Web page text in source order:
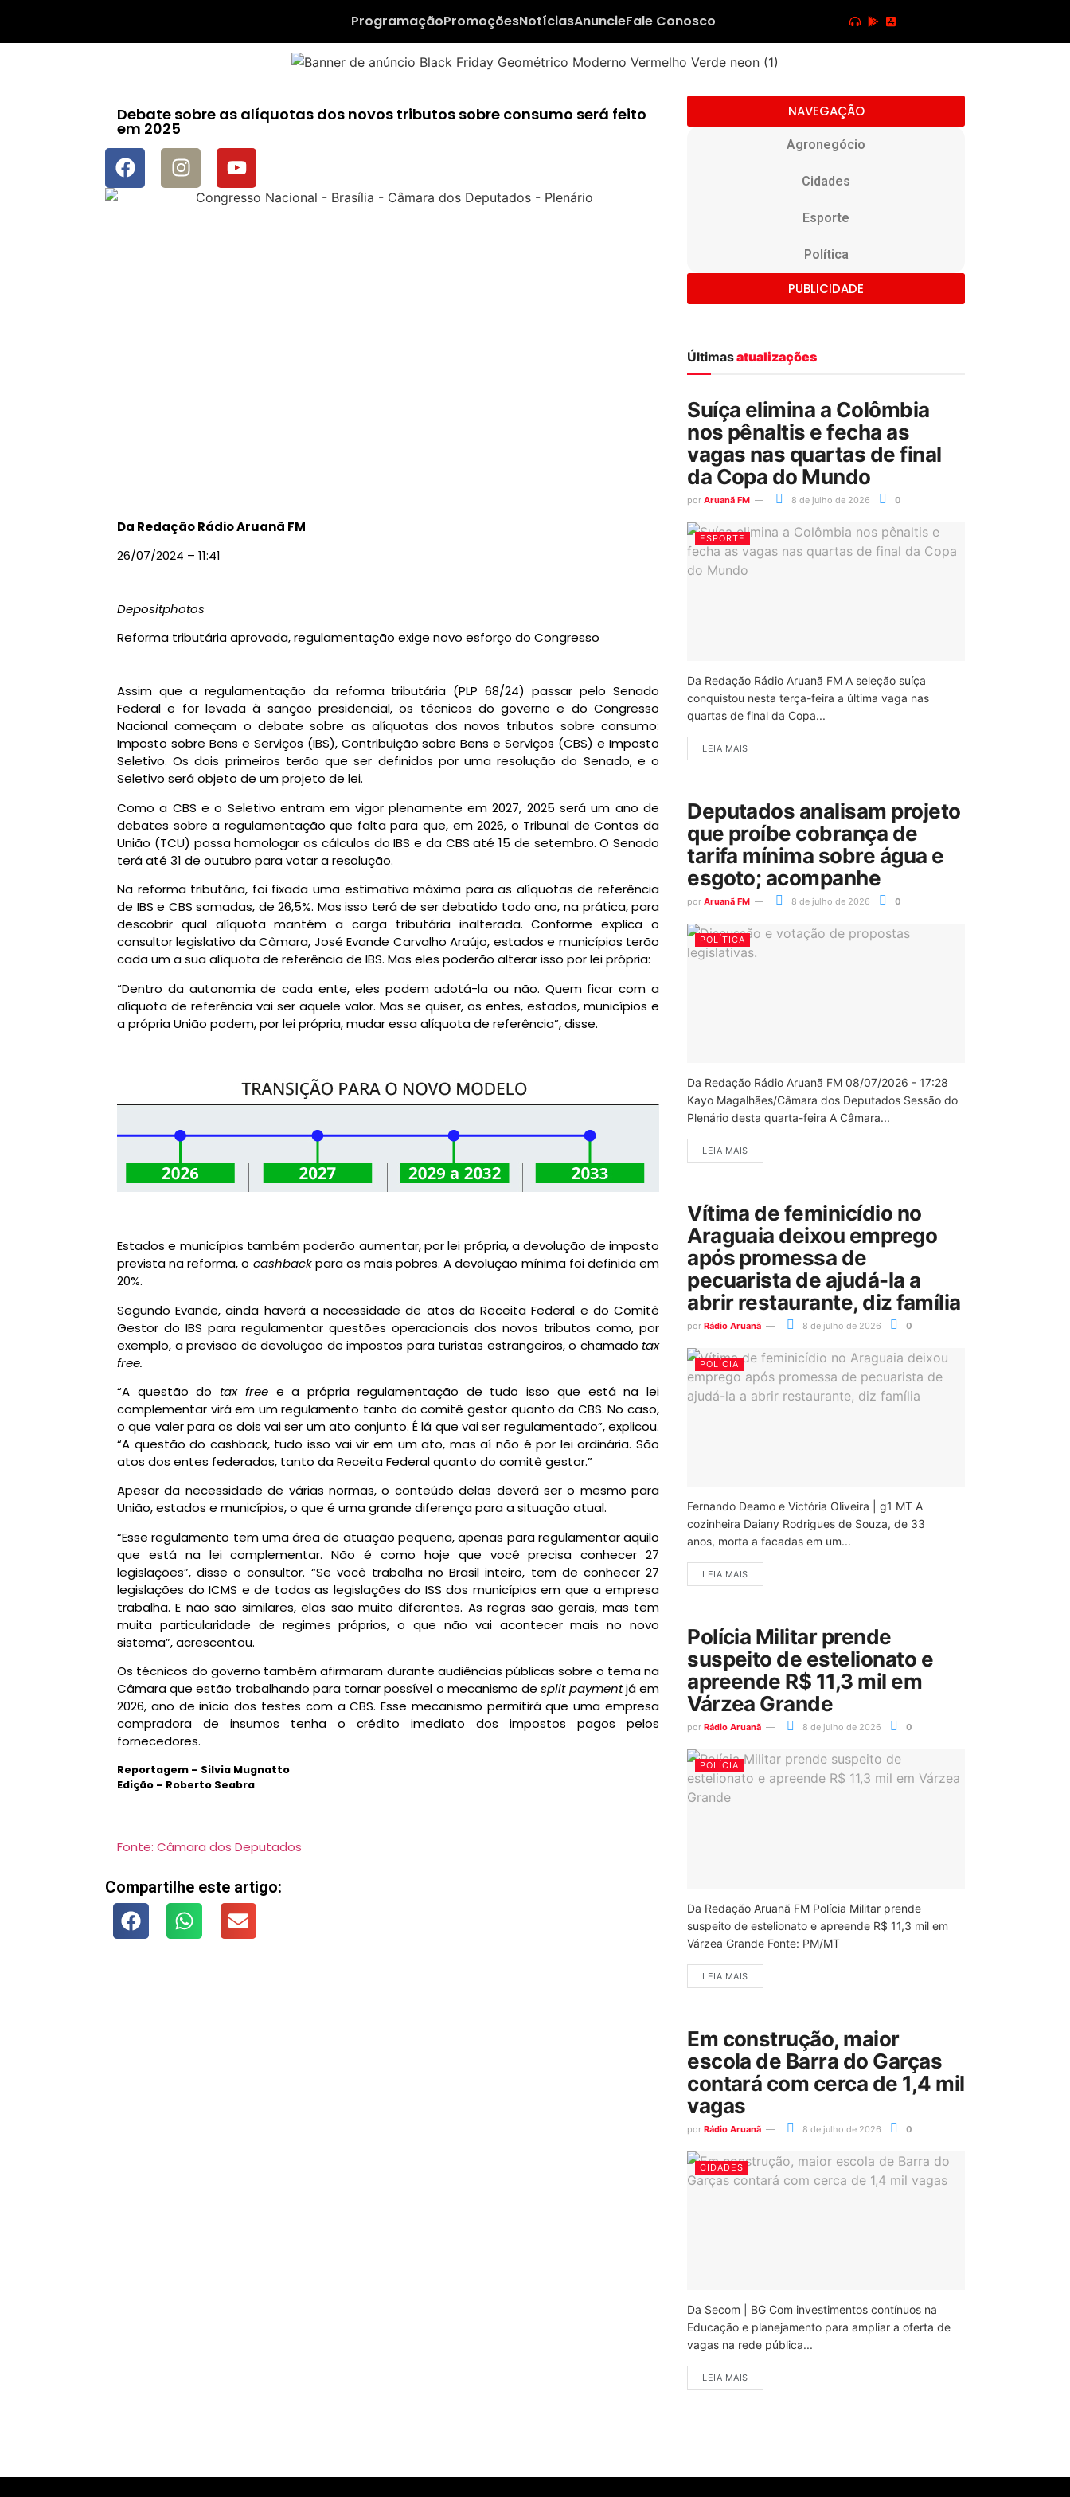
ProgramaçãoPromoçõesNotíciasAnuncieFale Conosco
Debate sobre as alíquotas dos novos tributos sobre consumo será feito
em 2025
Da Redação Rádio Aruanã FM
26/07/2024 – 11:41
Depositphotos
Reforma tributária aprovada, regulamentação exige novo esforço do Congresso
Assim que a regulamentação da reforma tributária (PLP 68/24) passar pelo Senado
Federal e for levada à sanção presidencial, os técnicos do governo e do Congresso
Nacional começam o debate sobre as alíquotas dos novos tributos sobre consumo:
Imposto sobre Bens e Serviços (IBS), Contribuição sobre Bens e Serviços (CBS) e Imposto
Seletivo. Os dois primeiros terão que ser definidos por uma resolução do Senado, e o
Seletivo será objeto de um projeto de lei.
Como a CBS e o Seletivo entram em vigor plenamente em 2027, 2025 será um ano de
debates sobre a regulamentação que falta para que, em 2026, o Tribunal de Contas da
União (TCU) possa homologar os cálculos do IBS e da CBS até 15 de setembro. O Senado
terá até 31 de outubro para votar a resolução.
Na reforma tributária, foi fixada uma estimativa máxima para as alíquotas de referência
de IBS e CBS somadas, de 26,5%. Mas isso terá de ser debatido todo ano, na prática, para
descobrir qual alíquota mantém a carga tributária inalterada. Conforme explica o
consultor legislativo da Câmara, José Evande Carvalho Araújo, estados e municípios terão
cada um a sua alíquota de referência de IBS. Mas eles poderão alterar isso por lei própria:
“Dentro da autonomia de cada ente, eles podem adotá-la ou não. Quem ficar com a
alíquota de referência vai ser aquele valor. Mas se quiser, os entes, estados, municípios e
a própria União podem, por lei própria, mudar essa alíquota de referência”, disse.
Estados e municípios também poderão aumentar, por lei própria, a devolução de imposto
prevista na reforma, o cashbackpara os mais pobres. A devolução mínima foi definida em
20%.
Segundo Evande, ainda haverá a necessidade de atos da Receita Federal e do Comitê
Gestor do IBS para regulamentar questões operacionais dos novos tributos como, por
exemplo, a previsão de devolução de impostos para turistas estrangeiros, o chamado tax
free.
“A questão do tax freee a própria regulamentação de tudo isso que está na lei
complementar virá em um regulamento tanto do comitê gestor quanto da CBS. No caso,
o que valer para os dois vai ser um ato conjunto. É lá que vai ser regulamentado”, explicou.
“A questão do cashback, tudo isso vai vir em um ato, mas aí não é por lei ordinária. São
atos dos entes federados, tanto da Receita Federal quanto do comitê gestor.”
Apesar da necessidade de várias normas, o conteúdo delas deverá ser o mesmo para
União, estados e municípios, o que é uma grande diferença para a situação atual.
“Esse regulamento tem uma área de atuação pequena, apenas para regulamentar aquilo
que está na lei complementar. Não é como hoje que você precisa conhecer 27
legislações”, disse o consultor. “Se você trabalha no Brasil inteiro, tem de conhecer 27
legislações doICMS e de todas as legislações do ISS dos municípios em que a empresa
trabalha. E não são similares, elas são muito diferentes. As regras são gerais, mas tem
muita particularidade de regimes próprios, o que não vai acontecer mais no novo
sistema”, acrescentou.
Os técnicos do governo também afirmaram durante audiências públicas sobre o tema na
Câmara que estão trabalhando para tornar possível o mecanismo desplit paymentjá em
2026, ano de início dos testes com a CBS. Esse mecanismo permitirá que uma empresa
compradora de insumos tenha o crédito imediato dos impostos pagos pelos
fornecedores.
Reportagem – Silvia Mugnatto
Edição – Roberto Seabra
Fonte: Câmara dos Deputados
Compartilhe este artigo:
NAVEGAÇÃO
Agronegócio
Cidades
Esporte
Política
PUBLICIDADE
Últimasatualizações
Suíça elimina a Colômbia
nos pênaltis e fecha as
vagas nas quartas de final
da Copa do Mundo
por Aruanã FM 8 de julho de 2026 0
ESPORTE
Da Redação Rádio Aruanã FM A seleção suíça
conquistou nesta terça-feira a última vaga nas
quartas de final da Copa...
LEIA MAIS
Deputados analisam projeto
que proíbe cobrança de
tarifa mínima sobre água e
esgoto; acompanhe
por Aruanã FM 8 de julho de 2026 0
POLÍTICA
Da Redação Rádio Aruanã FM 08/07/2026 - 17:28
Kayo Magalhães/Câmara dos Deputados Sessão do
Plenário desta quarta-feira A Câmara...
LEIA MAIS
Vítima de feminicídio no
Araguaia deixou emprego
após promessa de
pecuarista de ajudá-la a
abrir restaurante, diz família
por Rádio Aruanã 8 de julho de 2026 0
POLÍCIA
Fernando Deamo e Victória Oliveira | g1 MT A
cozinheira Daiany Rodrigues de Souza, de 33
anos, morta a facadas em um...
LEIA MAIS
Polícia Militar prende
suspeito de estelionato e
apreende R$ 11,3 mil em
Várzea Grande
por Rádio Aruanã 8 de julho de 2026 0
POLÍCIA
Da Redação Aruanã FM Polícia Militar prende
suspeito de estelionato e apreende R$ 11,3 mil em
Várzea Grande Fonte: PM/MT
LEIA MAIS
Em construção, maior
escola de Barra do Garças
contará com cerca de 1,4 mil
vagas
por Rádio Aruanã 8 de julho de 2026 0
CIDADES
Da Secom | BG Com investimentos contínuos na
Educação e planejamento para ampliar a oferta de
vagas na rede pública...
LEIA MAIS